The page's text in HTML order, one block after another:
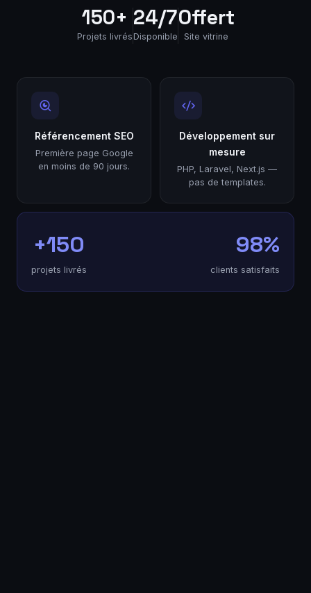
150+
Projets livrés
24/7
Disponible
Offert
Site vitrine
Référencement SEO
Première page Google
en moins de 90 jours.
Développement sur
mesure
PHP, Laravel, Next.js —
pas de templates.
+150
projets livrés
98%
clients satisfaits